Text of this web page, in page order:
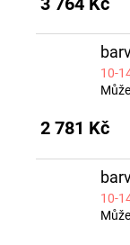
10-
2 781 Kč
10-